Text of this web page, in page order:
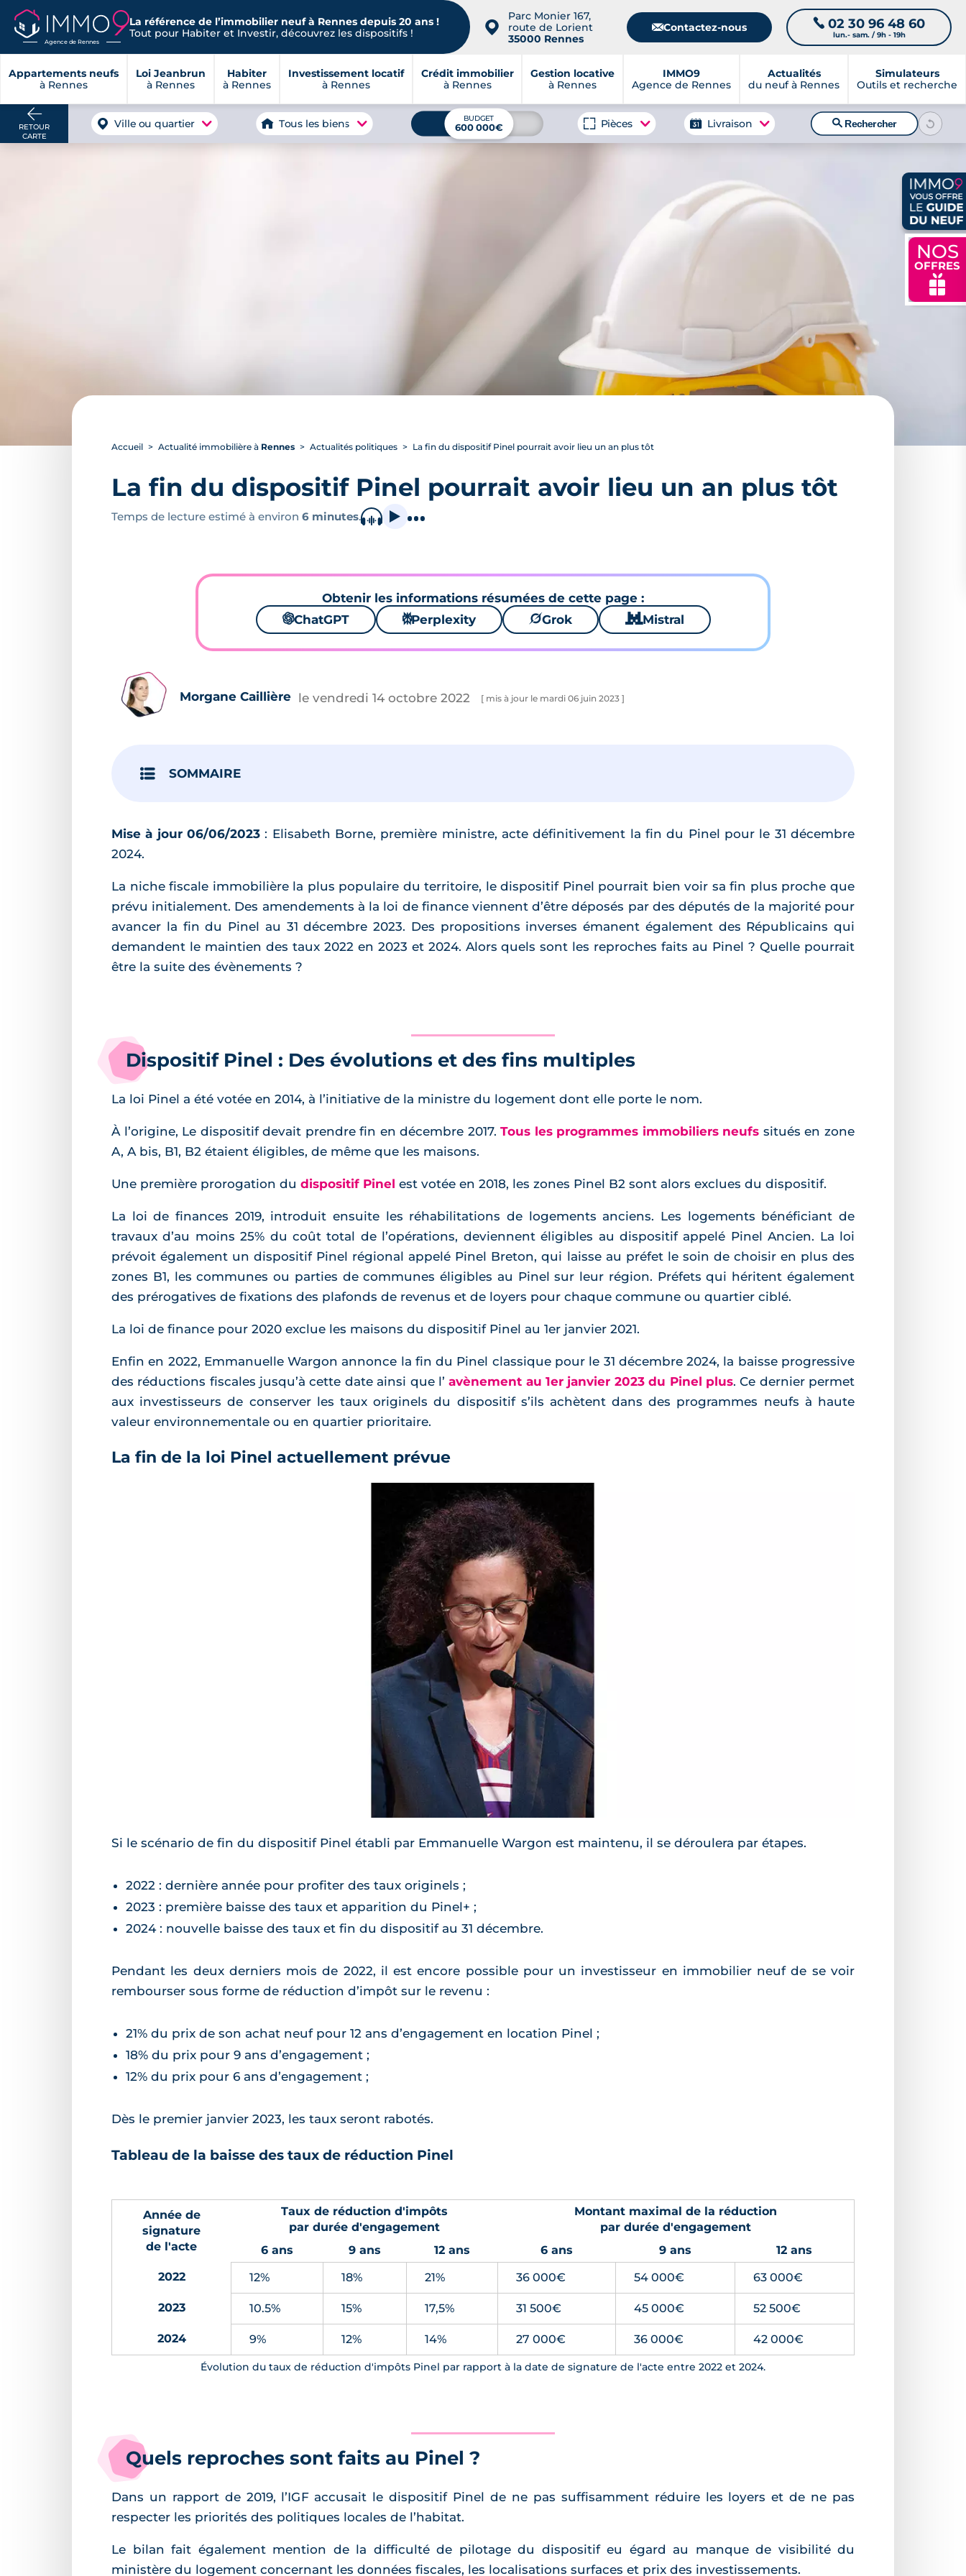
Agence de Rennes
La référence de l’immobilier neuf à Rennes depuis 20 ans !
Tout pour Habiter et Investir, découvrez les dispositifs !
📍
Parc Monier 167,
route de Lorient
35000 Rennes
📧Contactez-nous 📞 02 30 96 48 60
lun.- sam. / 9h - 19h
Appartements neufs
à Rennes
Loi Jeanbrun
à Rennes
Habiter
à Rennes
Investissement locatif
à Rennes
Crédit immobilier
à Rennes
Gestion locative
à Rennes
IMMO9
Agence de Rennes
Actualités
du neuf à Rennes
Simulateurs
Outils et recherche
NOS
OFFRES
🎁
RETOUR
CARTE
Ville ou quartier Tous les biens BUDGET
600 000€ Pièces Livraison 🔍Rechercher
Accueil Actualité immobilière à Rennes Actualités politiques La fin du dispositif Pinel pourrait avoir lieu un an plus tôt
La fin du dispositif Pinel pourrait avoir lieu un an plus tôt
Temps de lecture estimé à environ 6 minutes.
Obtenir les informations résumées de cette page :
🌌ChatGPT ⚙Perplexity 🪐Grok 🐱 Mistral
Morgane Caillière le vendredi 14 octobre 2022 [ mis à jour le mardi 06 juin 2023 ]
SOMMAIRE
Mise à jour 06/06/2023: Elisabeth Borne, première ministre, acte définitivement la fin du Pinel pour le 31 décembre
2024.
La niche fiscale immobilière la plus populaire du territoire, le dispositif Pinel pourrait bien voir sa fin plus proche que
prévu initialement. Des amendements à la loi de finance viennent d’être déposés par des députés de la majorité pour
avancer la fin du Pinel au 31 décembre 2023. Des propositions inverses émanent également des Républicains qui
demandent le maintien des taux 2022 en 2023 et 2024. Alors quels sont les reproches faits au Pinel ? Quelle pourrait
être la suite des évènements ?
Dispositif Pinel : Des évolutions et des fins multiples
La loi Pinel a été votée en 2014, à l’initiative de la ministre du logement dont elle porte le nom.
À l’origine, Le dispositif devait prendre fin en décembre 2017.Tous les programmes immobiliers neufs situés en zone
A, A bis, B1, B2 étaient éligibles, de même que les maisons.
Une première prorogation du dispositif Pinel est votée en 2018, les zones Pinel B2 sont alors exclues du dispositif.
La loi de finances 2019, introduit ensuite les réhabilitations de logements anciens. Les logements bénéficiant de
travaux d’au moins 25% du coût total de l’opérations, deviennent éligibles au dispositif appelé Pinel Ancien. La loi
prévoit également un dispositif Pinel régional appelé Pinel Breton, qui laisse au préfet le soin de choisir en plus des
zones B1, les communes ou parties de communes éligibles au Pinel sur leur région. Préfets qui héritent également
des prérogatives de fixations des plafonds de revenus et de loyers pour chaque commune ou quartier ciblé.
La loi de finance pour 2020 exclue les maisons du dispositif Pinel au 1er janvier 2021.
Enfin en 2022, Emmanuelle Wargon annonce la fin du Pinel classique pour le 31 décembre 2024, la baisse progressive
des réductions fiscales jusqu’à cette date ainsi que l’avènement au 1er janvier 2023 du Pinel plus. Ce dernier permet
aux investisseurs de conserver les taux originels du dispositif s’ils achètent dans des programmes neufs à haute
valeur environnementale ou en quartier prioritaire.
La fin de la loi Pinel actuellement prévue
Si le scénario de fin du dispositif Pinel établi par Emmanuelle Wargon est maintenu, il se déroulera par étapes.
2022 : dernière année pour profiter des taux originels ;
2023 : première baisse des taux et apparition du Pinel+ ;
2024 : nouvelle baisse des taux et fin du dispositif au 31 décembre.
Pendant les deux derniers mois de 2022, il est encore possible pour un investisseur en immobilier neuf de se voir
rembourser sous forme de réduction d’impôt sur le revenu :
21% du prix de son achat neuf pour 12 ans d’engagement en location Pinel ;
18% du prix pour 9 ans d’engagement ;
12% du prix pour 6 ans d’engagement ;
Dès le premier janvier 2023, les taux seront rabotés.
Tableau de la baisse des taux de réduction Pinel
Année de
signature
de l'acte
Taux de réduction d'impôts
par durée d'engagement
Montant maximal de la réduction
par durée d'engagement
6 ans
9 ans 12 ans 6 ans 9 ans
12 ans
2022
12% 18% 21% 36 000€ 54 000€ 63 000€
2023 10.5% 15% 17,5% 31 500€ 45 000€ 52 500€
2024 9% 12% 14% 27 000€ 36 000€ 42 000€
Évolution du taux de réduction d'impôts Pinel par rapport à la date de signature de l'acte entre 2022 et 2024.
Quels reproches sont faits au Pinel ?
Dans un rapport de 2019, l’IGF accusait le dispositif Pinel de ne pas suffisamment réduire les loyers et de ne pas
respecter les priorités des politiques locales de l’habitat.
Le bilan fait également mention de la difficulté de pilotage du dispositif eu égard au manque de visibilité du
ministère du logement concernant les données fiscales, les localisations surfaces et prix des investissements.